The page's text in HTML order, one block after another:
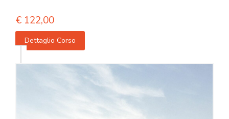
€ 122,00
Dettaglio Corso